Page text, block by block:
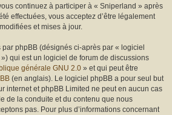
continuez à participer à « Sniperland » après
effectuées, vous acceptez d’être légalement
et mises à jour.
phpBB (désignés ci-après par « logiciel
qui est un logiciel de forum de discussions
générale GNU 2.0 » et qui peut être
(en anglais). Le logiciel phpBB a pour seul but
internet et phpBB Limited ne peut en aucun cas
de la conduite et du contenu que nous
pas. Pour plus d’informations concernant